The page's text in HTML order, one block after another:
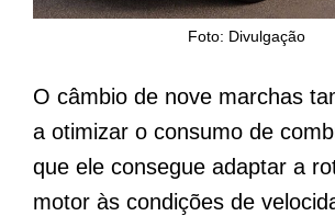
Foto: Divulgação
O câmbio de nove marchas
a otimizar o consumo de
que ele consegue adaptar a
motor às condições de